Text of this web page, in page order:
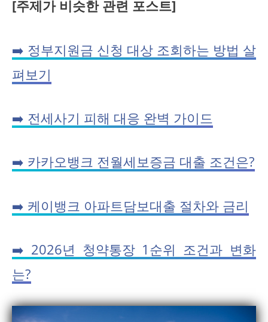
[주제가 비슷한 관련 포스트]
➡️ 정부지원금 신청 대상 조회하는 방법 살
펴보기
➡️ 전세사기 피해 대응 완벽 가이드
➡️ 카카오뱅크 전월세보증금 대출 조건은?
➡️ 케이뱅크 아파트담보대출 절차와 금리
➡️ 2026년 청약통장 1순위 조건과 변화
는?